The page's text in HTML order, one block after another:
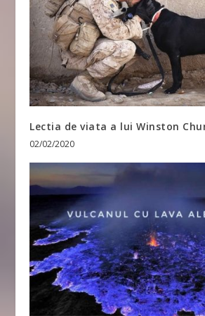
Lectia de viata a lui Winston
02/02/2020